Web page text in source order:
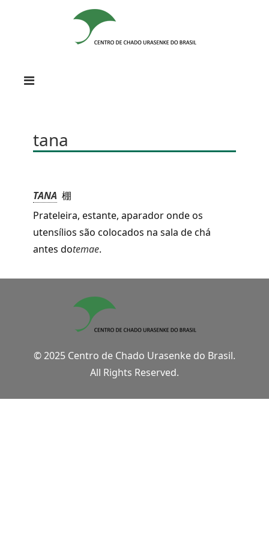
tana
TANA 棚
Prateleira, estante, aparador onde os
utensílios são colocados na sala de chá
antes dotemae.
© 2025 Centro de Chado Urasenke do Brasil.
All Rights Reserved.